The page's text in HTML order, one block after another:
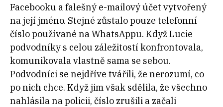
Facebooku a falešný e-mailový účet vytvořený
na její jméno. Stejné zůstalo pouze telefonní
číslo používané na WhatsAppu. Když Lucie
podvodníky s celou záležitostí konfrontovala,
komunikovala vlastně sama se sebou.
Podvodníci se nejdříve tvářili, že nerozumí, co
po nich chce. Když jim však sdělila, že všechno
nahlásila na policii, číslo zrušili a začali